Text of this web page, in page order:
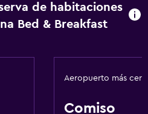
de habitaciones
Bed & Breakfast
Aeropuerto más
Comiso